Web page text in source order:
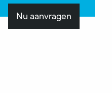
Nu aanvragen